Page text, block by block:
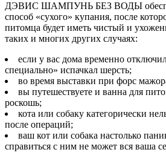
ДЭВИС ШАМПУНЬ БЕЗ ВОДЫ
способ «сухого» купания, после
питомца будет иметь чистый и
таких и многих других случаях:
если у вас дома временно
специально» испачкал шерсть;
во время выставки при форс
вы путешествуете и ванна для
роскошь;
кота или собаку категорически
после операций;
ваш кот или собака настолько
справиться с ним не может вся ваша